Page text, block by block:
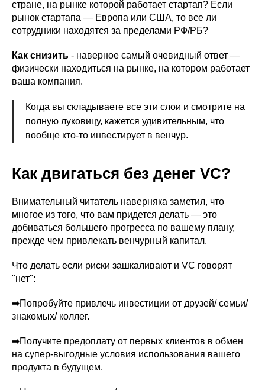
стране, на рынке которой работает стартап? Если
рынок стартапа — Европа или США, то все ли
сотрудники находятся за пределами РФ/РБ?
Как снизить - наверное самый очевидный ответ —
физически находиться на рынке, на котором работает
ваша компания.
Когда вы складываете все эти слои и смотрите на
полную луковицу, кажется удивительным, что
вообще кто-то инвестирует в венчур.
Как двигаться без денег VC?
Внимательный читатель наверняка заметил, что
многое из того, что вам придется делать — это
добиваться большего прогресса по вашему плану,
прежде чем привлекать венчурный капитал.
Что делать если риски зашкаливают и VC говорят
"нет":
➡Попробуйте привлечь инвестиции от друзей/ семьи/
знакомых/ коллег.
➡Получите предоплату от первых клиентов в обмен
на супер-выгодные условия использования вашего
продукта в будущем.